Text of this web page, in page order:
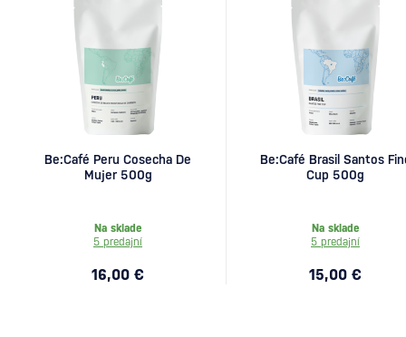
Be:Café Peru Cosecha De
Mujer 500g
Na sklade
5 predajní
16,00 €
Be:Café Brasil Santos
Cup 500g
Na sklade
5 predajní
15,00 €